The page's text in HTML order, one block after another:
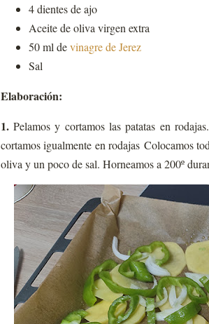
4 dientes de ajo
Aceite de oliva virgen extra
50 ml devinagre de Jerez
Sal
Elaboración:
1. Pelamos y cortamos las patatas en
cortamos igualmente en rodajas Colocamos
oliva y un poco de sal. Horneamos a 200º